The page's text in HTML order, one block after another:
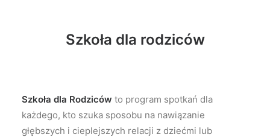
Szkoła dla rodziców
Szkoła dla Rodziców to program spotkań dla
każdego, kto szuka sposobu na nawiązanie
głębszych i cieplejszych relacji z dziećmi lub